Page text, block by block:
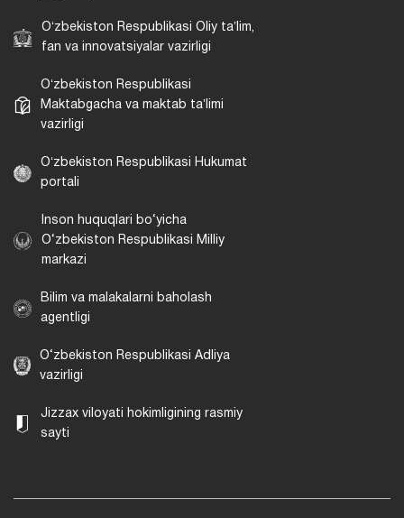
Oʻzbekiston Respublikasi Oliy taʼlim,
fan va innovatsiyalar vazirligi
Oʻzbekiston Respublikasi
Maktabgacha va maktab taʼlimi
vazirligi
Oʻzbekiston Respublikasi Hukumat
portali
Inson huquqlari bo‘yicha
O‘zbekiston Respublikasi Milliy
markazi
Bilim va malakalarni baholash
agentligi
O‘zbekiston Respublikasi Adliya
vazirligi
Jizzax viloyati hokimligining rasmiy
sayti